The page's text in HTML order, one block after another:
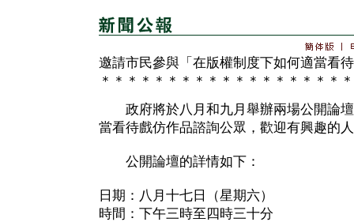
邀請市民參與「在版權制度下如何適當看
＊＊＊＊＊＊＊＊＊＊＊＊＊＊＊＊＊＊
政府將於八月和九月舉辦兩場公開論壇
當看待戲仿作品諮詢公眾，歡迎有興趣的
公開論壇的詳情如下：
日期：八月十七日（星期六）
時間：下午三時至四時三十分